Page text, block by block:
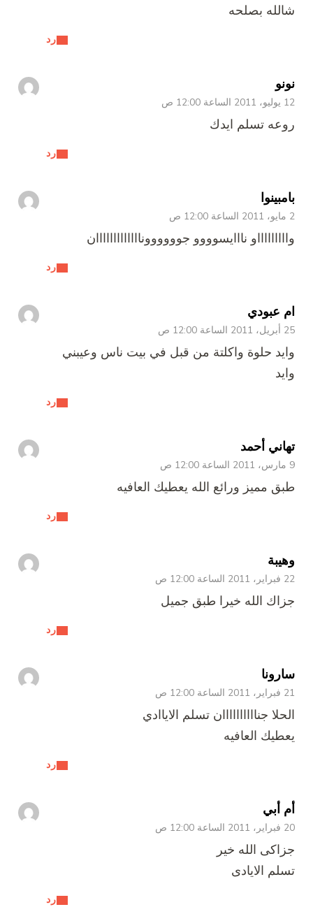
رد
شالله بصلحه
نونو
12 يوليو، 2011 الساعة 12:00 ص
رد
روعه تسلم ايدك
بامبينوا
2 مايو، 2011 الساعة 12:00 ص
رد
واااااااااو نااايسوووو جوووووونااااااااااااان
ام عبودي
25 أبريل، 2011 الساعة 12:00 ص
رد
وايد حلوة واكلتة من قبل في بيت ناس وعيبني
وايد
تهاني أحمد
9 مارس، 2011 الساعة 12:00 ص
رد
طبق مميز ورائع الله يعطيك العافيه
وهيبة
22 فبراير، 2011 الساعة 12:00 ص
رد
جزاك الله خيرا طبق جميل
سارونا
21 فبراير، 2011 الساعة 12:00 ص
رد
الحلا جناااااااااان تسلم الاياادي
يعطيك العافيه
أم أبي
20 فبراير، 2011 الساعة 12:00 ص
رد
جزاكى الله خير
تسلم الايادى